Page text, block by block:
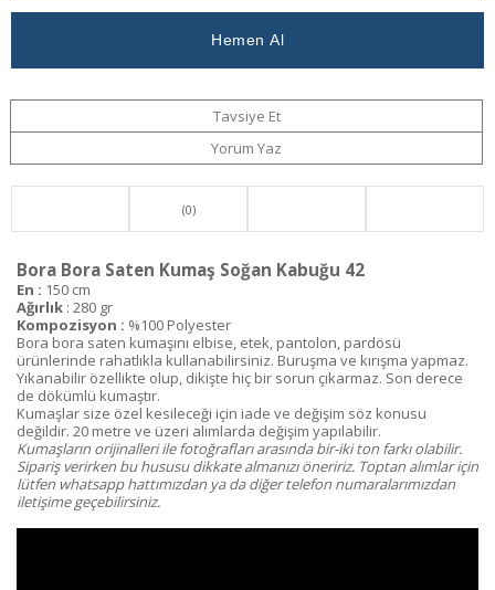
Ver
Tavsiye Et
Yorum Yaz
(0)
Bora Bora Saten Kumaş Soğan Kabuğu 42
En : 150 cm
Ağırlık : 280 gr
Kompozisyon : %100 Polyester
Bora bora saten kumaşını elbise, etek, pantolon, pardösü
ürünlerinde rahatlıkla kullanabilirsiniz. Buruşma ve kırışma yapmaz.
Yıkanabilir özellikte olup, dikişte hiç bir sorun çıkarmaz. Son derece
de dökümlü kumaştır.
Kumaşlar size özel kesileceği için iade ve değişim söz konusu
değildir. 20 metre ve üzeri alımlarda değişim yapılabilir.
Kumaşların orijinalleri ile fotoğrafları arasında bir-iki ton farkı olabilir.
Sipariş verirken bu hususu dikkate almanızı öneririz. Toptan alımlar için
lütfen whatsapp hattımızdan ya da diğer telefon numaralarımızdan
iletişime geçebilirsiniz.